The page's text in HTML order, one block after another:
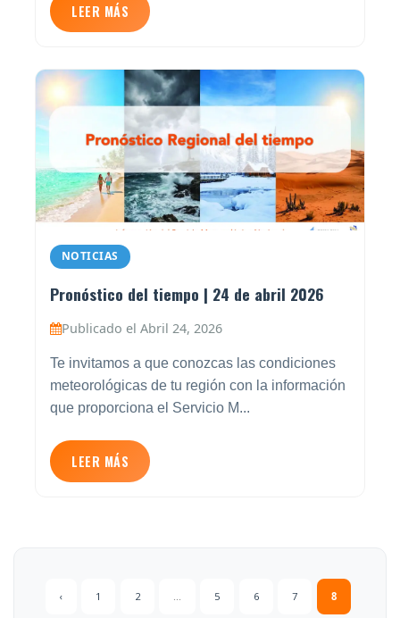
LEER MÁS
NOTICIAS
Pronóstico del tiempo | 24 de abril 2026
Publicado el Abril 24, 2026
Te invitamos a que conozcas las condiciones
meteorológicas de tu región con la información
que proporciona el Servicio M...
LEER MÁS
‹ 1 2 ... 5 6 7 8